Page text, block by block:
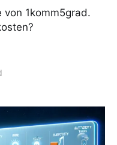
von 1komm5grad.